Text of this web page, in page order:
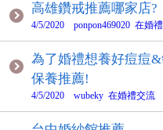
高雄鑽戒推薦哪家店?
4/5/2020 ponpon469020 在
為了婚禮想養好痘痘
保養推薦!
4/5/2020 wubeky 在婚禮交